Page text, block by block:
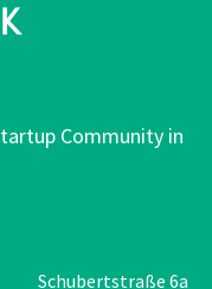
Community in
Schubertstraße 6a